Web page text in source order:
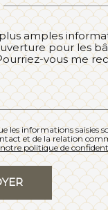
les informations saisies
et de la relation
politique de